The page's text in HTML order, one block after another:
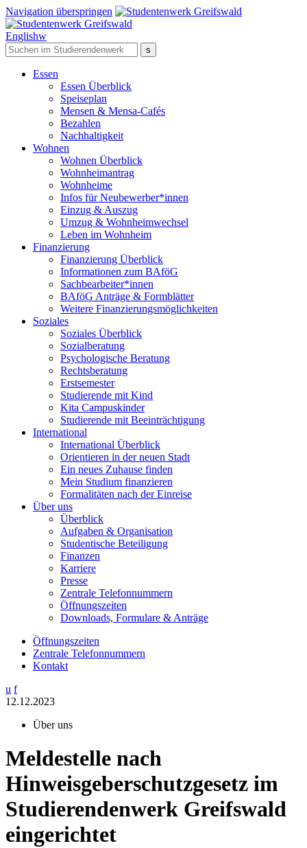
Navigation überspringen
Englishw
Essen
Essen Überblick
Speiseplan
Mensen & Mensa-Cafés
Bezahlen
Nachhaltigkeit
Wohnen
Wohnen Überblick
Wohnheimantrag
Wohnheime
Infos für Neubewerber*innen
Einzug & Auszug
Umzug & Wohnheimwechsel
Leben im Wohnheim
Finanzierung
Finanzierung Überblick
Informationen zum BAföG
Sachbearbeiter*innen
BAföG Anträge & Formblätter
Weitere Finanzierungsmöglichkeiten
Soziales
Soziales Überblick
Sozialberatung
Psychologische Beratung
Rechtsberatung
Erstsemester
Studierende mit Kind
Kita Campuskinder
Studierende mit Beeinträchtigung
International
International Überblick
Orientieren in der neuen Stadt
Ein neues Zuhause finden
Mein Studium finanzieren
Formalitäten nach der Einreise
Über uns
Überblick
Aufgaben & Organisation
Studentische Beteiligung
Finanzen
Karriere
Presse
Zentrale Telefonnummern
Öffnungszeiten
Downloads, Formulare & Anträge
Öffnungszeiten
Zentrale Telefonnummern
Kontakt
u f
12.12.2023
Über uns
Meldestelle nach
Hinweisgeberschutzgesetz im
Studierendenwerk Greifswald
eingerichtet